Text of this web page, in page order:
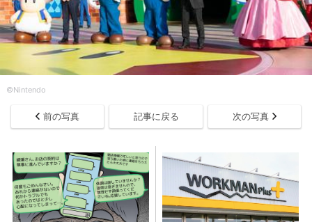
©Nintendo
前の写真 記事に戻る 次の写真